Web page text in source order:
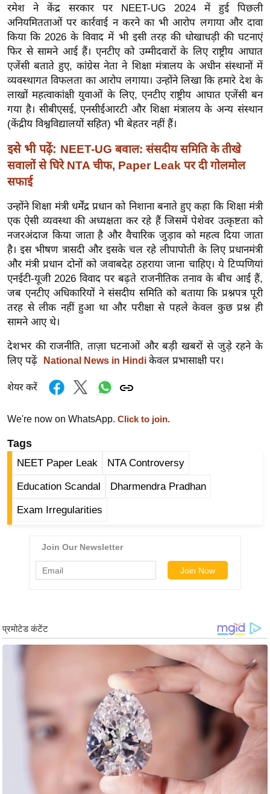
न्यू
ज
ब्री
फ
म
नो
रं
ज
न
ज
ग
त
बॉ
ली
वु
ड
हॉ
ली
वु
ड
ल्म
स
मी
B
e
a
k
n
इ
फ
क्नॉ
रमेश ने केंद्र सरकार पर NEET-UG 2024 में हुई पिछली
अनियमितताओं पर कार्रवाई न करने का भी आरोप लगाया और दावा
किया कि 2026 के विवाद में भी इसी तरह की धोखाधड़ी की घटनाएं
फिर से सामने आई हैं। एनटीए को उम्मीदवारों के लिए राष्ट्रीय आघात
एजेंसी बताते हुए, कांग्रेस नेता ने शिक्षा मंत्रालय के अधीन संस्थानों में
व्यवस्थागत विफलता का आरोप लगाया। उन्होंने लिखा कि हमारे देश के
लाखों महत्वाकांक्षी युवाओं के लिए, एनटीए राष्ट्रीय आघात एजेंसी बन
गया है। सीबीएसई, एनसीईआरटी और शिक्षा मंत्रालय के अन्य संस्थान
(केंद्रीय विश्वविद्यालयों सहित) भी बेहतर नहीं हैं।
इसे भी पढ़ें: NEET-UG बवाल: संसदीय समिति के तीखे
सवालों से घिरे NTA चीफ, Paper Leak पर दी गोलमोल
सफाई
उन्होंने शिक्षा मंत्री धर्मेंद्र प्रधान को निशाना बनाते हुए कहा कि शिक्षा मंत्री
एक ऐसी व्यवस्था की अध्यक्षता कर रहे हैं जिसमें पेशेवर उत्कृष्टता को
नजरअंदाज किया जाता है और वैचारिक जुड़ाव को महत्व दिया जाता
है। इस भीषण त्रासदी और इसके चल रहे लीपापोती के लिए प्रधानमंत्री
और मंत्री प्रधान दोनों को जवाबदेह ठहराया जाना चाहिए। ये टिप्पणियां
एनईटी-यूजी 2026 विवाद पर बढ़ते राजनीतिक तनाव के बीच आई हैं,
जब एनटीए अधिकारियों ने संसदीय समिति को बताया कि प्रश्नपत्र पूरी
तरह से लीक नहीं हुआ था और परीक्षा से पहले केवल कुछ प्रश्न ही
सामने आए थे।
देशभर की राजनीति, ताज़ा घटनाओं और बड़ी खबरों से जुड़े रहने के
लिए पढ़ें
National News in Hindi केवल प्रभासाक्षी पर।
शेयर करें
We're now on WhatsApp. Click to join.
Tags
NEET Paper Leak NTA Controversy
Education Scandal Dharmendra Pradhan
Exam Irregularities